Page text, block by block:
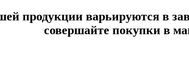
продукции варьируются в
совершайте покупки в